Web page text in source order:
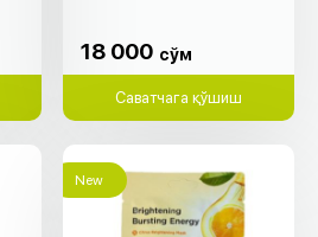
18 000 cўм
Саватчага қўшиш
New